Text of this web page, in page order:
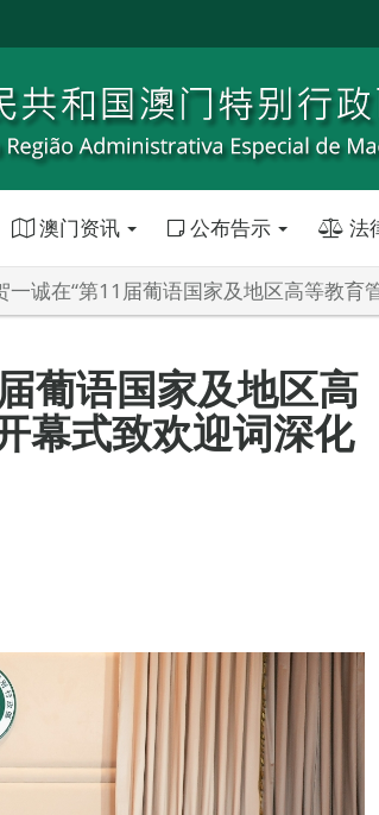
澳门资讯 公布告示 法
一诚在“第11届葡语国家及地区高等教育
葡语国家及地区高
幕式致欢迎词深化